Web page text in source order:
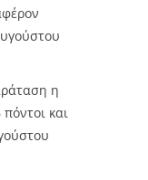
η
και